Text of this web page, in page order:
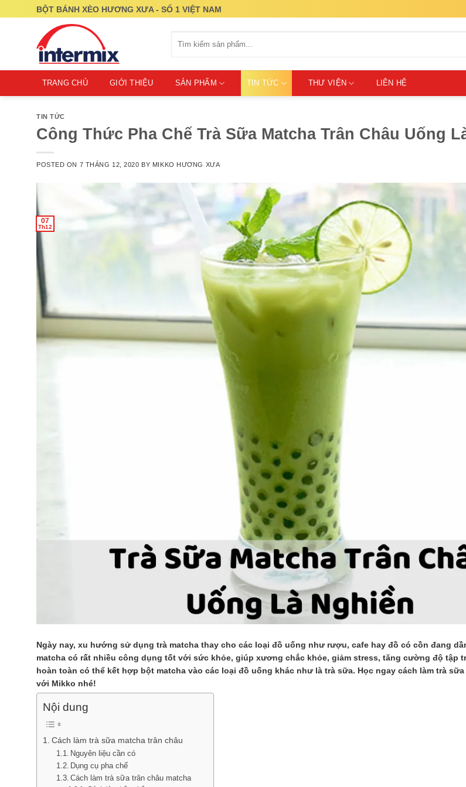
BỘT BÁNH XÈO HƯƠNG XƯA - SỐ 1 VIỆT NAM
kiếm:
TRANG CHỦ GIỚI THIỆU SẢN PHẨM TIN TỨC THƯ VIỆN LIÊN HỆ
TIN TỨC
Công Thức Pha Chế Trà Sữa Matcha Trân Châu Uống
POSTED ON 7 THÁNG 12, 2020 BY MIKKO HƯƠNG XƯA
07
Th12
Ngày nay, xu hướng sử dụng trà matcha thay cho các loại đồ uống như rượu, cafe hay đồ có cồn đang
matcha có rất nhiều công dụng tốt với sức khỏe, giúp xương chắc khỏe, giảm stress, tăng cường độ tập
hoàn toàn có thể kết hợp bột matcha vào các loại đồ uống khác như là trà sữa. Học ngay cách làm trà
với Mikko nhé!
Nội dung
Cách làm trà sữa matcha trân châu
Nguyên liệu cần có
Dụng cụ pha chế
Cách làm trà sữa trân châu matcha